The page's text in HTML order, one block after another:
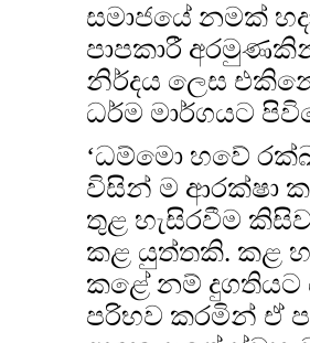
සමාජයේ නමක්
පාපකාරී
නිර්දය ලෙස
ධර්ම මාර්ගයට
‘ධම්මො හවේ
විසින් ම ආරක්ෂා
තුළ හැසිරවීම
කළ යුත්තකි. කළ
කළේ නම් දුගතියට
පරිභව කරමින් ඒ